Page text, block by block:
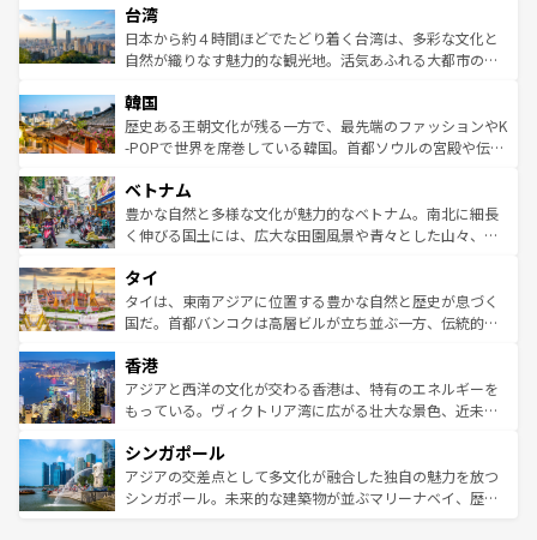
ならではの贅沢な旅のスタイルだ。 なお、新着のアメリカ
情報はコンテンツ一覧を参照してほしい。
れるおもてなしの心で訪れる人々を迎えてくれるハワイの
人々、おいしいローカルフードやハワイアンミュージッ
ク、伝統的なフラダンスなど、すべてがハワイの魅力を彩
ワイを、存分に味わってほしい。 なお、新着のハワイ情報
はコンテンツ一覧を参照してほしい。
リアリーフや大陸中央部にそびえるウルル（エアーズロッ
ク）、タスマニアの美しい原生林やケアンズの熱帯雨林な
ど、見どころがたくさん。また、カフェやワイン、オージ
いる。アクティビティも充実しており、サーフィンやダイ
ビング、ハイキングなど、アウトドア好きにはたまらな
い。オーストラリアの多彩な魅力を存分に味わいつくそ
参照してほしい。
台湾
日本から約４時間ほどでたどり着く台湾は、多彩な文化と
自然が織りなす魅力的な観光地。活気あふれる大都市の台
ン）、静ひつな山岳地帯である台湾東部など、都市の喧騒
と山間の静けさが共存しており、訪れる人に新しい発見と
驚きをもたらしてくれる。また、奥深い台湾の食文化も魅
容にもいいと評判のスイーツなど、バラエティ豊かな料理
が味わえる。 なお、新着の台湾情報は コンテンツ一覧を参
照してほしい。
韓国
歴史ある王朝文化が残る一方で、最先端のファッションやK
-POPで世界を席巻している韓国。首都ソウルの宮殿や伝統
き、地方に足を延ばせば四季折々の自然美を楽しむことが
できる。そして、キムチや焼肉、絶品のストリートフード
まで、さまざまな韓国料理が待っている。夜には、韓国な
リティに包まれながら、韓国の多彩な魅力を心ゆくまで味
わってみてほしい。 なお、新着の韓国情報はコンテンツ一
覧を参照してほしい。
ベトナム
豊かな自然と多様な文化が魅力的なベトナム。南北に細長
く伸びる国土には、広大な田園風景や青々とした山々、世
急速な発展と共に伝統が息づく。ハノイの古い町並みやホ
ーチミン市のフランス統治時代の建物も、独特の雰囲気を
醸し出している。また、バラエティの豊かさとおいしさで
とつ。フォーやバインミー、ベトナムコーヒーなどは、ぜ
ひ現地で味わいたい。どの地域を訪れてもあたたかい人々
が旅行者を迎えてくれるので、きっと忘れられない旅にな
参照してほしい。
タイ
タイは、東南アジアに位置する豊かな自然と歴史が息づく
国だ。首都バンコクは高層ビルが立ち並ぶ一方、伝統的な
の活気が交差している。北部ではチェンマイなどの山岳地
帯で自然と触れ合い、南部ではプーケットやクラビの美し
いビーチでリゾート気分を楽しむことができる。タイ料理
激する。気候は一年中温暖で、どの季節にも異なる楽しみ
が待っている。親しみやすいタイの人々、仏教を中心とし
た文化、そして多様な観光資源が、訪れる旅人を魅了し続
香港
アジアと西洋の文化が交わる香港は、特有のエネルギーを
もっている。ヴィクトリア湾に広がる壮大な景色、近未来
み、どこを訪れても感動するはず。観光スポットが密集し
ており、効率よく見どころを回れるのも魅力。息をのむよ
うな絶景から文化的な体験まで、香港を存分に楽しみ尽く
シンガポール
アジアの交差点として多文化が融合した独自の魅力を放つ
シンガポール。未来的な建築物が並ぶマリーナベイ、歴史